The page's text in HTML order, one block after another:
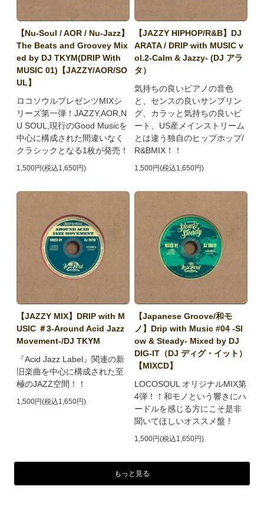
【Nu-Soul / AOR / Nu-Jazz】
The Beats and Groovey Mix
ed by DJ TKYM(DRIP With
MUSIC 01)【JAZZY/AOR/SO
UL】
ロコソウルプレゼンツMIXシ
リーズ第一弾！JAZZY,AOR,N
U SOUL,現行のGood Musicを
中心に構成された間違いなく
クラシックとなる1枚が発売！
1,500円(税込1,650円)
【JAZZY HIPHOP/R&B】DJ
ARATA / DRIP with MUSIC v
ol.2-Calm & Jazzy- (DJ アラ
タ）
気持ちの良いピアノの音色
と、センスの良いサンプリン
グ、カラッと気持ちの良いビ
ート、US産メインストリーム
とは違う独自のヒップホップ/
R&BMIX！！
1,500円(税込1,650円)
【JAZZY MIX】DRIP with M
USIC ＃3-Around Acid Jazz
Movement-/DJ TKYM
『Acid Jazz Label』関連の新
旧楽曲を中心に構成された至
極のJAZZ空間！！
1,500円(税込1,650円)
【Japanese Groove/和モ
ノ】Drip with Music #04 -Sl
ow & Steady- Mixed by DJ
DIG-IT（DJ ディグ・イット）
【MIXCD】
LOCOSOUL オリジナルMIX第
4弾！！和モノという響きにハ
ードルを感じる方にこそ是非
聞いてほしいオススメ盤！
1,500円(税込1,650円)
もっと見る